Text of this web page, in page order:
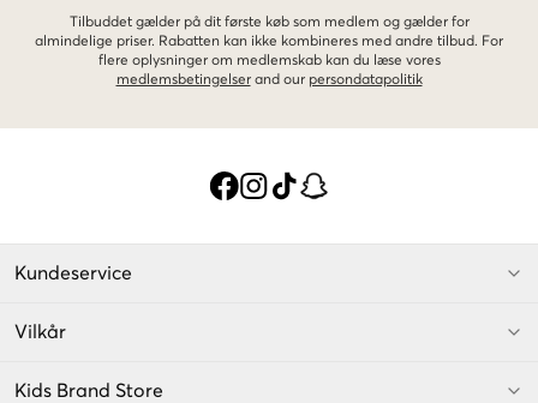
Tilbuddet gælder på dit første køb som medlem og gælder for
almindelige priser. Rabatten kan ikke kombineres med andre tilbud. For
flere oplysninger om medlemskab kan du læse vores
medlemsbetingelser and our persondatapolitik
Kundeservice
Vilkår
Kids Brand Store